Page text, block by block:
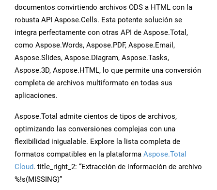
documentos convirtiendo archivos ODS a HTML con la
robusta API Aspose.Cells. Esta potente solución se
integra perfectamente con otras API de Aspose.Total,
como Aspose.Words, Aspose.PDF, Aspose.Email,
Aspose.Slides, Aspose.Diagram, Aspose.Tasks,
Aspose.3D, Aspose.HTML, lo que permite una conversión
completa de archivos multiformato en todas sus
aplicaciones.
Aspose.Total admite cientos de tipos de archivos,
optimizando las conversiones complejas con una
flexibilidad inigualable. Explore la lista completa de
formatos compatibles en la plataforma Aspose.Total
Cloud. title_right_2: “Extracción de información de archivo
%!s(MISSING)”